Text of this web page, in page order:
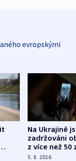
evropskými
Na Ukrajině
zadržováni
z více než 50
Bojovali na
5. 8. 2026